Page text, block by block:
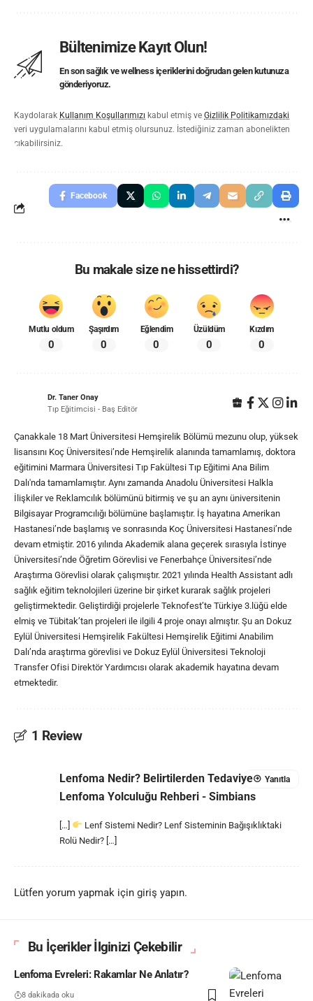
Bültenimize Kayıt Olun!
En son sağlık ve wellness içeriklerini doğrudan gelen kutunuza
gönderiyoruz.
Kaydolarak Kullanım Koşullarımızı kabul etmiş ve Gizlilik Politikamızdaki
veri uygulamalarını kabul etmiş olursunuz. İstediğiniz zaman abonelikten
çıkabilirsiniz.
Facebook
Bu makale size ne hissettirdi?
Mutlu oldum
0
Şaşırdım
0
Eğlendim
0
Üzüldüm
0
Kızdım
0
Dr. Taner Onay
Tıp Eğitimcisi - Baş Editör
Çanakkale 18 Mart Üniversitesi Hemşirelik Bölümü mezunu olup, yüksek
lisansını Koç Üniversitesi’nde Hemşirelik alanında tamamlamış, doktora
eğitimini Marmara Üniversitesi Tıp Fakültesi Tıp Eğitimi Ana Bilim
Dalı'nda tamamlamıştır. Aynı zamanda Anadolu Üniversitesi Halkla
İlişkiler ve Reklamcılık bölümünü bitirmiş ve şu an aynı üniversitenin
Bilgisayar Programcılığı bölümüne başlamıştır. İş hayatına Amerikan
Hastanesi’nde başlamış ve sonrasında Koç Üniversitesi Hastanesi’nde
devam etmiştir. 2016 yılında Akademik alana geçerek sırasıyla İstinye
Üniversitesi’nde Öğretim Görevlisi ve Fenerbahçe Üniversitesi’nde
Araştırma Görevlisi olarak çalışmıştır. 2021 yılında Health Assistant adlı
sağlık eğitim teknolojileri üzerine bir şirket kurarak sağlık projeleri
geliştirmektedir. Geliştirdiği projelerle Teknofest’te Türkiye 3.lüğü elde
elmiş ve Tübitak’tan projeleri ile ilgili 4 proje onayı almıştır. Şu an Dokuz
Eylül Üniversitesi Hemşirelik Fakültesi Hemşirelik Eğitimi Anabilim
Dalı’nda araştırma görevlisi ve Dokuz Eylül Üniversitesi Teknoloji
Transfer Ofisi Direktör Yardımcısı olarak akademik hayatına devam
etmektedir.
1 Review
Lenfoma Nedir? Belirtilerden Tedaviye
Lenfoma Yolculuğu Rehberi - Simbians
[…]
Lenf Sistemi Nedir? Lenf Sisteminin Bağışıklıktaki
Rolü Nedir? […]
Yanıtla
Lütfen yorum yapmak için giriş yapın.
Bu İçerikler İlginizi Çekebilir
Lenfoma Evreleri: Rakamlar Ne Anlatır?
8 dakikada oku